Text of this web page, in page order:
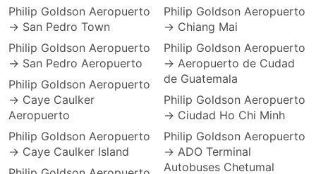
Philip Goldson Aeropuerto
→ San Pedro Town
Philip Goldson Aeropuerto
→ San Pedro Aeropuerto
Philip Goldson Aeropuerto
→ Caye Caulker
Aeropuerto
Philip Goldson Aeropuerto
→ Caye Caulker Island
Philip Goldson Aeropuerto
→ Chiang Mai
Philip Goldson Aeropuerto
→ Aeropuerto de Cudad
de Guatemala
Philip Goldson Aeropuerto
→ Ciudad Ho Chi Minh
Philip Goldson Aeropuerto
→ ADO Terminal
Autobuses Chetumal